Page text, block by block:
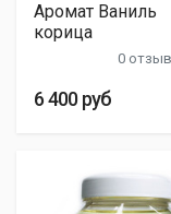
Аромат Ваниль
корица
0
6 400 руб